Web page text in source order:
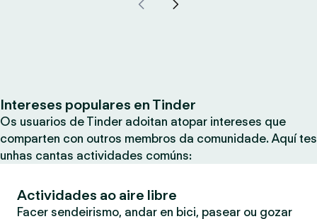
Intereses populares en Tinder
Os usuarios de Tinder adoitan atopar intereses que
comparten con outros membros da comunidade. Aquí tes
unhas cantas actividades comúns:
Actividades ao aire libre
Facer sendeirismo, andar en bici, pasear ou gozar